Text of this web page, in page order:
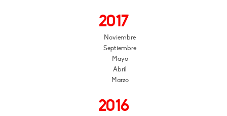
2017
Noviembre
Septiembre
Mayo
Abril
Marzo
2016